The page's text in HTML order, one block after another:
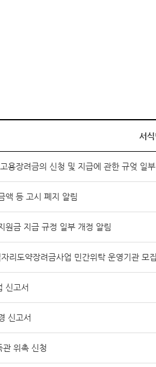
서
용장려금의 신청 및 지급에 관한 규엊 일
액 등 고시 폐지 알림
원금 지급 규정 일부 개정 알림
리도약장려금사업 민간위탁 운영기관 모
신고서
신고서
관 위촉 신청